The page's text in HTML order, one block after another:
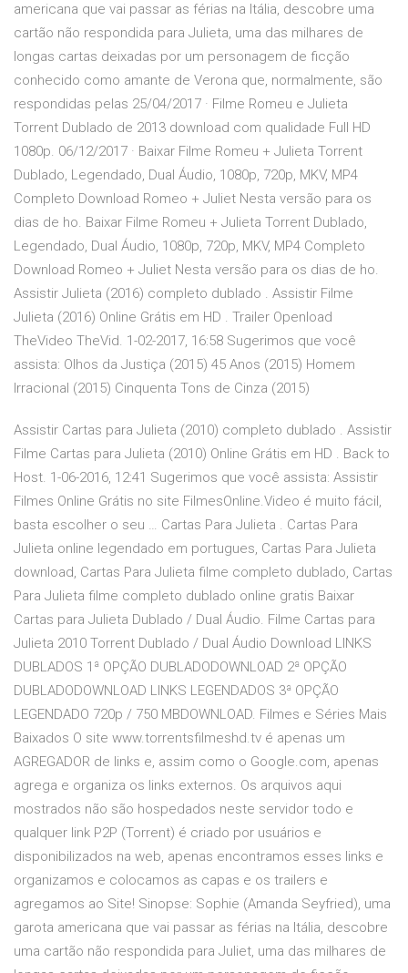
americana que vai passar as férias na Itália, descobre uma
cartão não respondida para Julieta, uma das milhares de
longas cartas deixadas por um personagem de ficção
conhecido como amante de Verona que, normalmente, são
respondidas pelas 25/04/2017 · Filme Romeu e Julieta
Torrent Dublado de 2013 download com qualidade Full HD
1080p. 06/12/2017 · Baixar Filme Romeu + Julieta Torrent
Dublado, Legendado, Dual Áudio, 1080p, 720p, MKV, MP4
Completo Download Romeo + Juliet Nesta versão para os
dias de ho. Baixar Filme Romeu + Julieta Torrent Dublado,
Legendado, Dual Áudio, 1080p, 720p, MKV, MP4 Completo
Download Romeo + Juliet Nesta versão para os dias de ho.
Assistir Julieta (2016) completo dublado . Assistir Filme
Julieta (2016) Online Grátis em HD . Trailer Openload
TheVideo TheVid. 1-02-2017, 16:58 Sugerimos que você
assista: Olhos da Justiça (2015) 45 Anos (2015) Homem
Irracional (2015) Cinquenta Tons de Cinza (2015)
Assistir Cartas para Julieta (2010) completo dublado . Assistir
Filme Cartas para Julieta (2010) Online Grátis em HD . Back to
Host. 1-06-2016, 12:41 Sugerimos que você assista: Assistir
Filmes Online Grátis no site FilmesOnline.Video é muito fácil,
basta escolher o seu … Cartas Para Julieta . Cartas Para
Julieta online legendado em portugues, Cartas Para Julieta
download, Cartas Para Julieta filme completo dublado, Cartas
Para Julieta filme completo dublado online gratis Baixar
Cartas para Julieta Dublado / Dual Áudio. Filme Cartas para
Julieta 2010 Torrent Dublado / Dual Áudio Download LINKS
DUBLADOS 1ª OPÇÃO DUBLADODOWNLOAD 2ª OPÇÃO
DUBLADODOWNLOAD LINKS LEGENDADOS 3ª OPÇÃO
LEGENDADO 720p / 750 MBDOWNLOAD. Filmes e Séries Mais
Baixados O site www.torrentsfilmeshd.tv é apenas um
AGREGADOR de links e, assim como o Google.com, apenas
agrega e organiza os links externos. Os arquivos aqui
mostrados não são hospedados neste servidor todo e
qualquer link P2P (Torrent) é criado por usuários e
disponibilizados na web, apenas encontramos esses links e
organizamos e colocamos as capas e os trailers e
agregamos ao Site! Sinopse: Sophie (Amanda Seyfried), uma
garota americana que vai passar as férias na Itália, descobre
uma cartão não respondida para Juliet, uma das milhares de